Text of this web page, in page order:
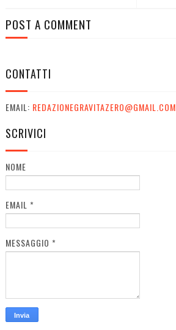
POST A COMMENT
CONTATTI
EMAIL: REDAZIONEGRAVITAZERO@GMAIL.COM
SCRIVICI
NOME
EMAIL *
MESSAGGIO *